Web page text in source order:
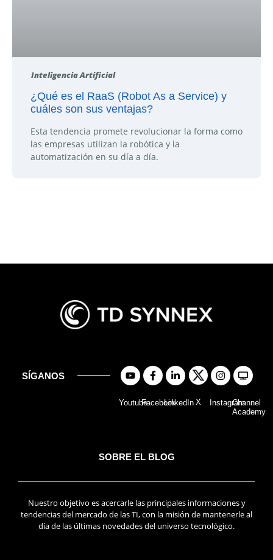
Inteligencia Artificial
¿Qué es el RaaS (Robot As a Service) y
cuáles son sus ventajas?
Esta tendencia promete revolucionar la forma como
las empresas utilizan la robótica y la
automatización en su día a día.
SÍGANOS
YoutubeFacebookLinkedIn X InstagramChannel
Academy
SOBRE EL BLOG
Nuestro objetivo es acercarle las principales informaciones y
tendencias del mercado de las TI, con la misión de mantenerle al
día de las últimas novedades del universo tecnológico.